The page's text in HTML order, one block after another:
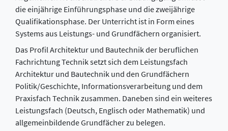
die einjährige Einführungsphase und die zweijährige
Qualifikationsphase. Der Unterricht ist in Form eines
Systems aus Leistungs- und Grundfächern organisiert.
Das Profil Architektur und Bautechnik der beruflichen
Fachrichtung Technik setzt sich dem Leistungsfach
Architektur und Bautechnik und den Grundfächern
Politik/Geschichte, Informationsverarbeitung und dem
Praxisfach Technik zusammen. Daneben sind ein weiteres
Leistungsfach (Deutsch, Englisch oder Mathematik) und
allgemeinbildende Grundfächer zu belegen.